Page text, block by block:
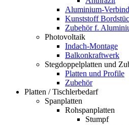
Aluminium-
Kunststoff
Zubehör f.
Photovoltaik
Indach-Montage
Balkonkraftwerk
Stegdoppelplatten und
Platten und Profile
Zubehör
Platten / Tischlerbedarf
Spanplatten
Rohspanplatten
Stumpf